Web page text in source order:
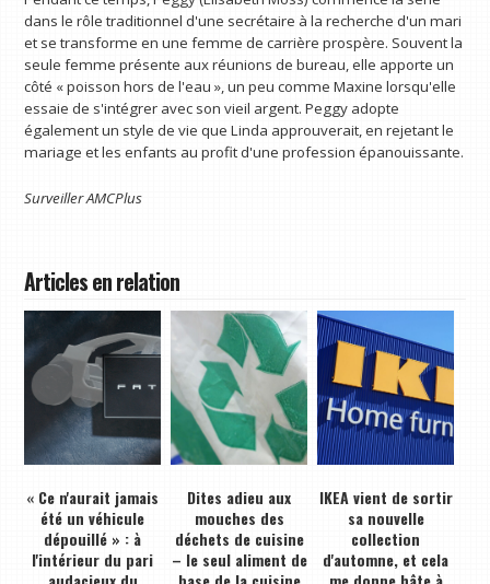
dans le rôle traditionnel d'une secrétaire à la recherche d'un mari
et se transforme en une femme de carrière prospère. Souvent la
seule femme présente aux réunions de bureau, elle apporte un
côté « poisson hors de l'eau », un peu comme Maxine lorsqu'elle
essaie de s'intégrer avec son vieil argent. Peggy adopte
également un style de vie que Linda approuverait, en rejetant le
mariage et les enfants au profit d'une profession épanouissante.
SurveillerAMCPlus
Articles en relation
« Ce n'aurait jamais
été un véhicule
dépouillé » : à
l'intérieur du pari
Dites adieu aux
mouches des
déchets de cuisine
– le seul aliment de
IKEA vient de sortir
sa nouvelle
collection
d'automne, et cela